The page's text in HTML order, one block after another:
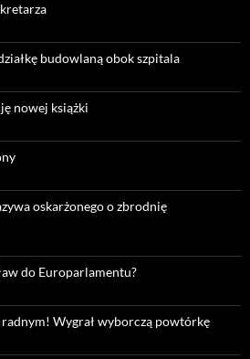
budowlaną obok szpitala
nowej książki
oskarżonego o zbrodnię
do Europarlamentu?
Wygrał wyborczą powtórkę